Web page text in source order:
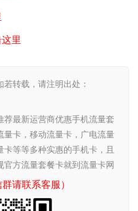
里
转载，请注明出处：
最新运营商优惠手机流量套
量卡，移动流量卡，广电流量
等等多种实惠的手机卡，且
方流量套餐卡就到流量卡网
请联系客服）